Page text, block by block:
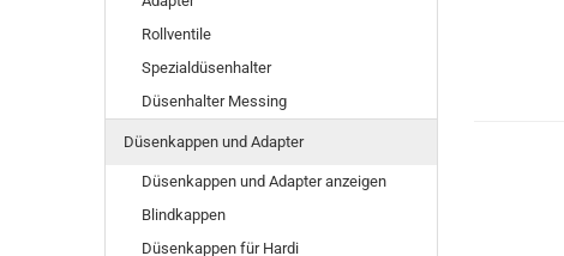
Rollventile
Spezialdüsenhalter
Düsenhalter Messing
Düsenkappen und Adapter
Düsenkappen und Adapter anzeigen
Blindkappen
Düsenkappen für Hardi